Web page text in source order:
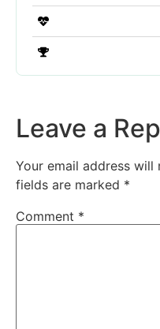
Leave a
Your email address will
fields are marked *
Comment *